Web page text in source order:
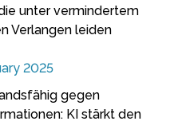
unter vermindertem
Verlangen leiden
2025
gegen
KI stärkt den